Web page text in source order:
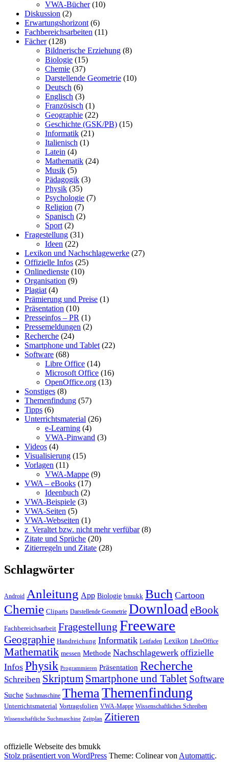
VWA-Bücher(10)
Diskussion (2)
Erwartungshorizont (6)
Fachbereichsarbeiten (11)
Fächer(128)
Bildnerische Erziehung (8)
Biologie (15)
Chemie (37)
Darstellende Geometrie (10)
Deutsch (6)
Englisch (3)
Französisch (1)
Geographie (22)
Geschichte (GSK/PB) (15)
Informatik (21)
Italienisch (1)
Latein (4)
Mathematik (24)
Musik (5)
Pädagogik (3)
Physik (35)
Psychologie (7)
Religion (7)
Spanisch (2)
Sport (2)
Fragestellung (31)
Ideen (22)
Lexikon und Nachschlagewerke (27)
Offizielle Infos (25)
Onlinedienste (10)
Organisation (9)
Plagiat (4)
Prämierung und Preise (1)
Präsentation (10)
Presseinfos – PR (1)
Pressemeldungen (2)
Recherche (24)
Smartphone und Tablet (22)
Software (68)
Libre Office (14)
Microsoft Office (16)
OpenOffice.org (13)
Sonstiges (8)
Themenfindung (57)
Tipps (6)
Unterrichtsmaterial (26)
e-Learning (4)
VWA-Pinwand (3)
Videos (4)
Visualisierung (15)
Vorlagen (11)
VWA-Mappe (9)
VWA – eBooks (17)
Ideenbuch (2)
VWA-Beispiele (3)
VWA-Seiten (5)
VWA-Webseiten (1)
z_Veraltet bzw. nicht mehr verfübar(8)
Zitate und Sprüche (20)
Zitierregeln und Zitate (28)
Schlagwörter
Android Anleitung App Biologie bmukk Buch Cartoon
Chemie Cliparts Darstellende Geometrie DownloadeBook
Fachbereichsarbeit Fragestellung Freeware
Geographie Handreichung Informatik Leitfaden Lexikon LibreOffice
Mathematik messen Methode Nachschlagewerk offizielle
Infos Physik Programmieren Präsentation Recherche
Schreiben Skriptum Smartphone und Tablet Software
Suche Suchmaschine ThemaThemenfindung
Unterrichtsmaterial Vortragsfolien VWA-Mappe Wissenschaftliches Schreiben
Wissenschaftliche Suchmaschine Zeitplan Zitieren
offizielle Webseite des bmukk
Stolz präsentiert von WordPress Theme: Colinear von Automattic.